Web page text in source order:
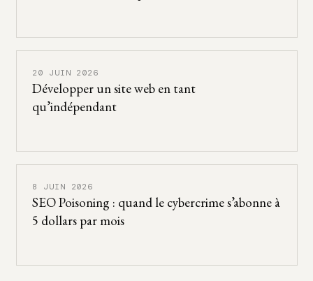
20 JUIN 2026
Développer un site web en tant
qu’indépendant
8 JUIN 2026
SEO Poisoning : quand le cybercrime s’abonne à
5 dollars par mois